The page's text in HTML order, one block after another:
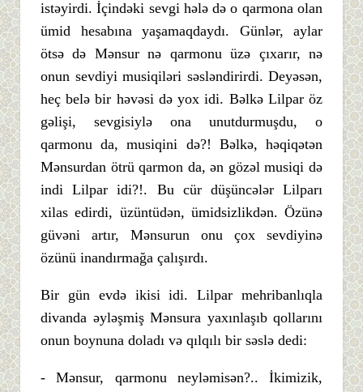
istəyirdi. İçindəki sevgi hələ də o qarmona olan
ümid hesabına yaşamaqdaydı. Günlər, aylar
ötsə də Mənsur nə qarmonu üzə çıxarır, nə
onun sevdiyi musiqiləri səsləndirirdi. Deyəsən,
heç belə bir həvəsi də yox idi. Bəlkə Lilpar öz
gəlişi, sevgisiylə ona unutdurmuşdu, o
qarmonu da, musiqini də?! Bəlkə, həqiqətən
Mənsurdan ötrü qarmon da, ən gözəl musiqi də
indi Lilpar idi?!. Bu cür düşüncələr Lilparı
xilas edirdi, üzüntüdən, ümidsizlikdən. Özünə
güvəni artır, Mənsurun onu çox sevdiyinə
özünü inandırmağa çalışırdı.
Bir gün evdə ikisi idi. Lilpar mehribanlıqla
divanda əyləşmiş Mənsura yaxınlaşıb qollarını
onun boynuna doladı və qılqılı bir səslə dedi:
- Mənsur, qarmonu neyləmisən?.. İkimizik,